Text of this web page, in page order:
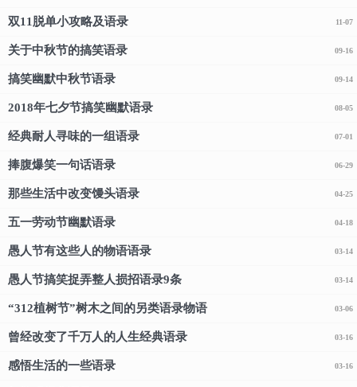
双11脱单小攻略及语录 11-07
关于中秋节的搞笑语录 09-16
搞笑幽默中秋节语录 09-14
2018年七夕节搞笑幽默语录 08-05
经典耐人寻味的一组语录 07-01
捧腹爆笑一句话语录 06-29
那些生活中改变馒头语录 04-25
五一劳动节幽默语录 04-18
愚人节有这些人的物语语录 03-14
愚人节搞笑捉弄整人损招语录9条 03-14
“312植树节”树木之间的另类语录物语 03-06
曾经改变了千万人的人生经典语录 03-16
感悟生活的一些语录 03-16